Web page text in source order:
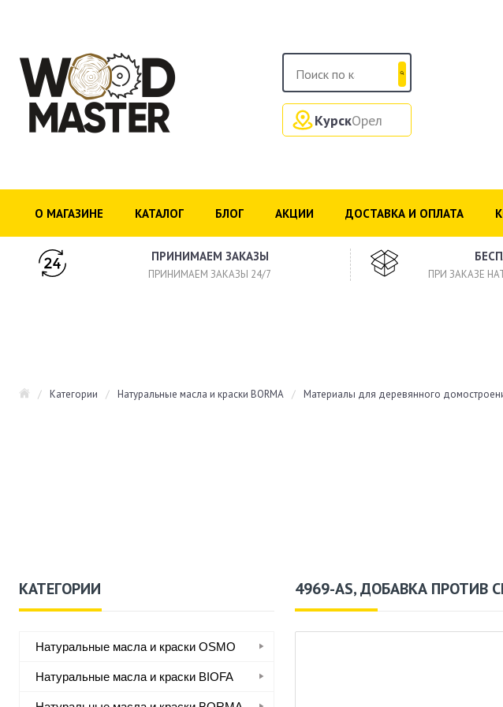
КурскОрел
О МАГАЗИНЕ КАТАЛОГ БЛОГ АКЦИИ ДОСТАВКА И ОПЛАТА
ПРИНИМАЕМ ЗАКАЗЫ
ПРИНИМАЕМ ЗАКАЗЫ 24/7 ПРИ ЗАКАЗЕ
/ Категории / Натуральные масла и краски BORMA / Материалы для деревянного
КАТЕГОРИИ
Натуральные масла и краски OSMO
Натуральные масла и краски BIOFA
4969-AS, ДОБАВКА ПРОТИВ